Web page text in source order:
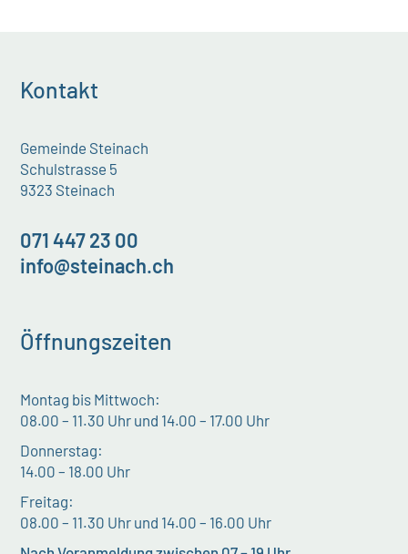
Kontakt
Gemeinde Steinach
Schulstrasse 5
9323 Steinach
071 447 23 00
info@steinach.ch
Öffnungszeiten
Montag bis Mittwoch:
08.00 – 11.30 Uhr und 14.00 – 17.00 Uhr
Donnerstag:
14.00 – 18.00 Uhr
Freitag:
08.00 – 11.30 Uhr und 14.00 – 16.00 Uhr